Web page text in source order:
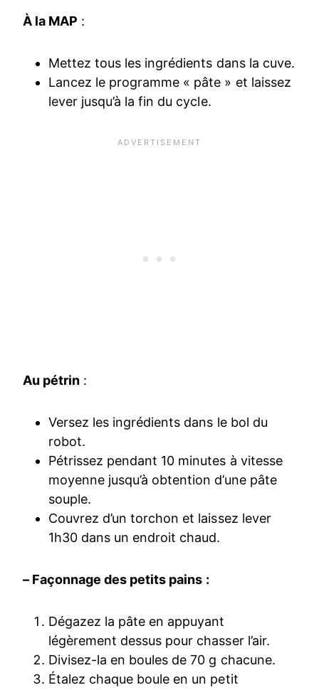
À la MAP :
Mettez tous les ingrédients dans la cuve.
Lancez le programme « pâte » et laissez
lever jusqu’à la fin du cycle.
Au pétrin :
Versez les ingrédients dans le bol du
robot.
Pétrissez pendant 10 minutes à vitesse
moyenne jusqu’à obtention d’une pâte
souple.
Couvrez d’un torchon et laissez lever
1h30 dans un endroit chaud.
– Façonnage des petits pains :
Dégazez la pâte en appuyant
légèrement dessus pour chasser l’air.
Divisez-la en boules de 70 g chacune.
Étalez chaque boule en un petit